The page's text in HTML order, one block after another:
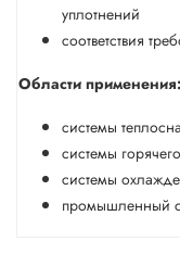
уплотнений
соответствия
Области применения:
системы
системы
системы
промышленный